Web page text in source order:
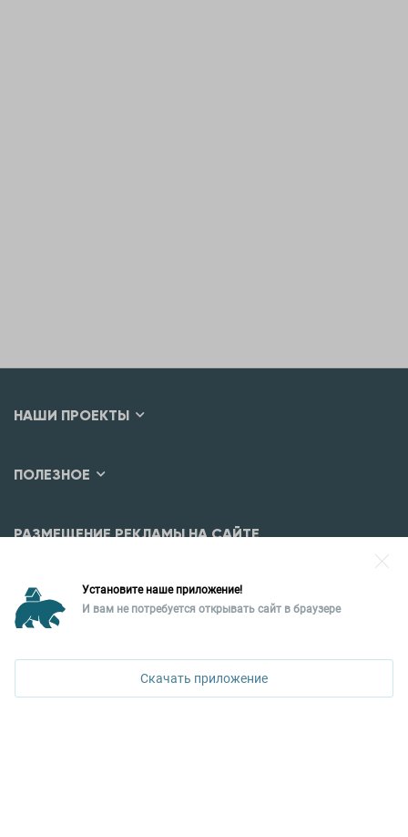
НАШИ ПРОЕКТЫ
ПОЛЕЗНОЕ
РАЗМЕЩЕНИЕ РЕКЛАМЫ НА САЙТЕ
Уральская палата недвижимости
ул. Горького, 65, 0 подъезд, 3 этаж
Установите наше приложение!
И вам не потребуется открывать сайт в браузере
Скачать приложение